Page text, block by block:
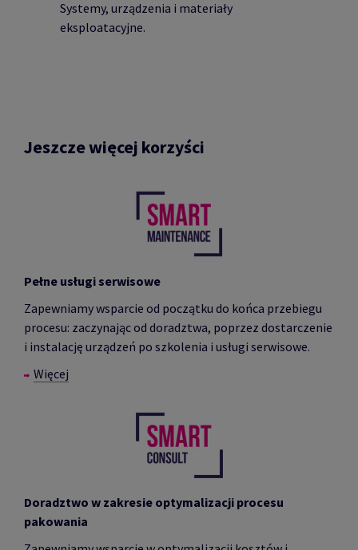
Systemy, urządzenia i materiały
eksploatacyjne.
Jeszcze więcej korzyści
Pełne usługi serwisowe
Zapewniamy wsparcie od początku do końca przebiegu
procesu: zaczynając od doradztwa, poprzez dostarczenie
i instalację urządzeń po szkolenia i usługi serwisowe.
Więcej
Doradztwo w zakresie optymalizacji procesu
pakowania